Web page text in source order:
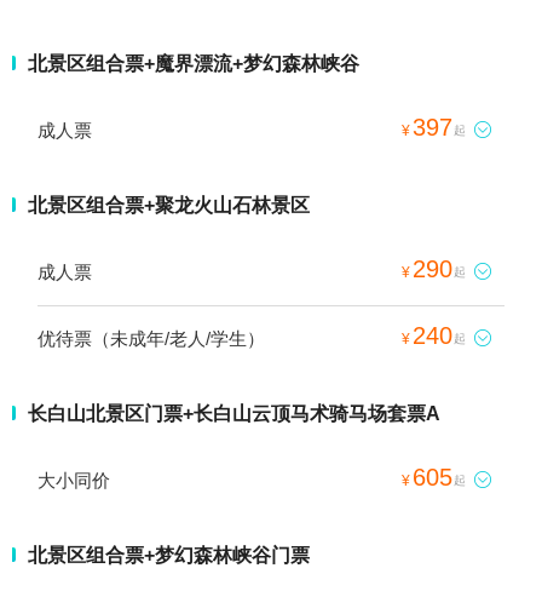
北景区组合票+魔界漂流+梦幻森林峡谷
成人票 ¥397起 
北景区组合票+聚龙火山石林景区
成人票 ¥ 290起 
优待票（未成年/老人/学生） ¥ 240起 
长白山北景区门票+长白山云顶马术骑马场套票A
大小同价 ¥ 605起 
北景区组合票+梦幻森林峡谷门票